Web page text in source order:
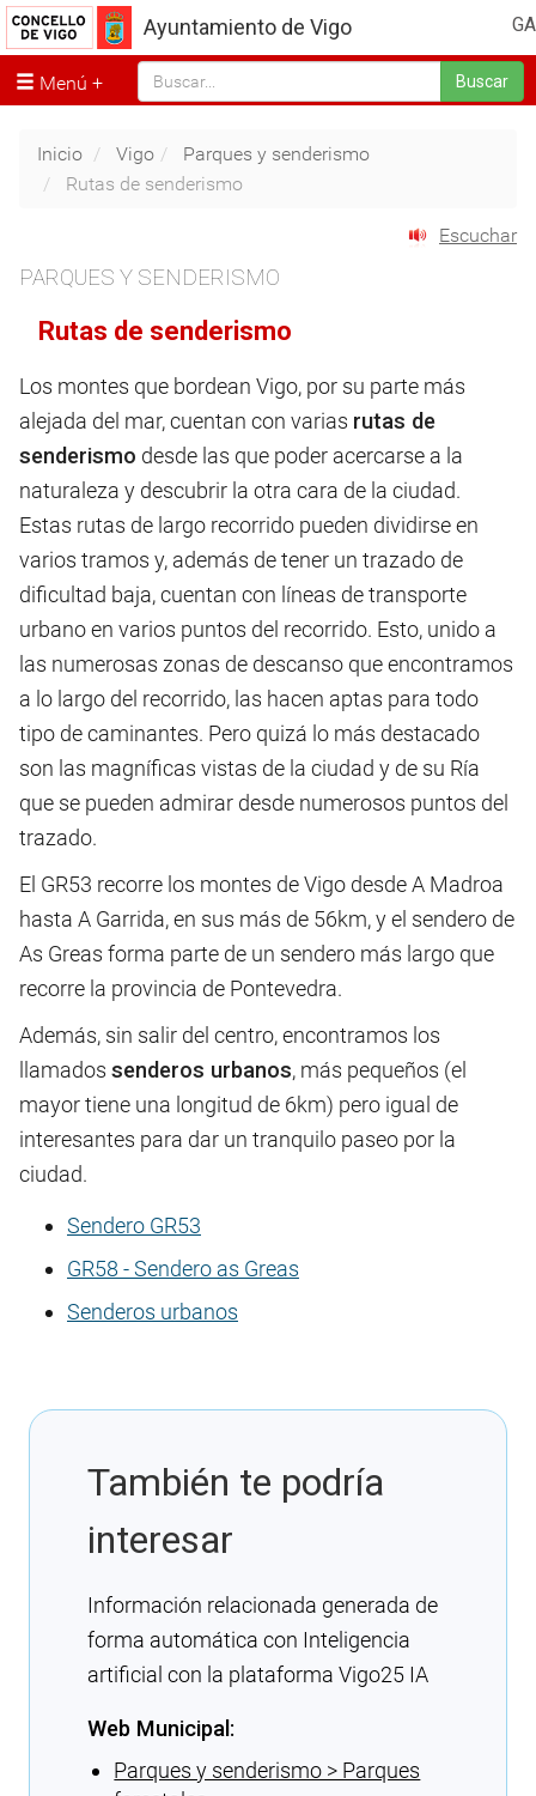
GA
Ayuntamiento de Vigo
Menú Buscar
Inicio Vigo
Parques y senderismo
Rutas de senderismo
Escuchar
PARQUES Y SENDERISMO
Rutas de senderismo
Los montes que bordean Vigo, por su parte más
alejada del mar, cuentan con varias rutas de
senderismo desde las que poder acercarse a la
naturaleza y descubrir la otra cara de la ciudad.
Estas rutas de largo recorrido pueden dividirse en
varios tramos y, además de tener un trazado de
dificultad baja, cuentan con líneas de transporte
urbano en varios puntos del recorrido. Esto, unido a
las numerosas zonas de descanso que encontramos
a lo largo del recorrido, las hacen aptas para todo
tipo de caminantes. Pero quizá lo más destacado
son las magníficas vistas de la ciudad y de su Ría
que se pueden admirar desde numerosos puntos del
trazado.
El GR53 recorre los montes de Vigo desde A Madroa
hasta A Garrida, en sus más de 56km, y el sendero de
As Greas forma parte de un sendero más largo que
recorre la provincia de Pontevedra.
Además, sin salir del centro, encontramos los
llamados senderos urbanos, más pequeños (el
mayor tiene una longitud de 6km) pero igual de
interesantes para dar un tranquilo paseo por la
ciudad.
Sendero GR53
GR58 - Sendero as Greas
Senderos urbanos
También te podría
interesar
Información relacionada generada de
forma automática con Inteligencia
artificial con la plataforma Vigo25 IA
Web Municipal:
Parques y senderismo > Parques